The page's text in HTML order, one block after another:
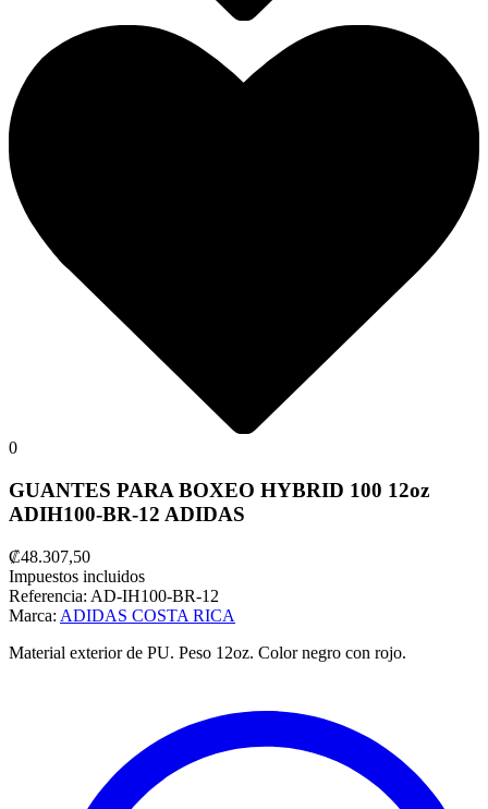
0
GUANTES PARA BOXEO HYBRID 100 12oz
ADIH100-BR-12 ADIDAS
₡48.307,50
Impuestos incluidos
Referencia: AD-IH100-BR-12
Marca: ADIDAS COSTA RICA
Material exterior de PU. Peso 12oz. Color negro con rojo.